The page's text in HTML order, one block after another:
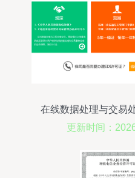
在线数据处理与交易
更新时间：